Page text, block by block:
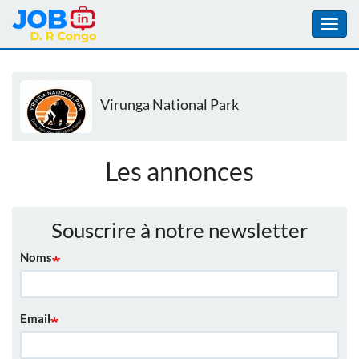
contenu
principal
Virunga National Park
Les annonces
Souscrire à notre newsletter
Noms
Email